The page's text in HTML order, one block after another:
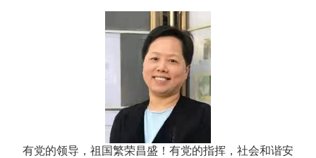
有党的领导，祖国繁荣昌盛！有党的指挥，社会和谐安